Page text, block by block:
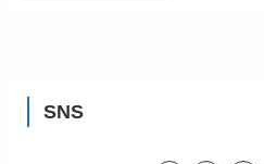
SNS